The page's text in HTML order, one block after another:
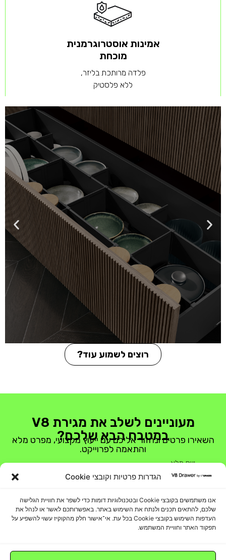
הגדרות פרטיות וקובצי Cookie
אנו משתמשים בקובצי Cookie ובטכנולוגיות דומות כדי לשפר את חוויית הגלישה
שלכם, להתאים תכנים ולנתח את השימוש באתר. באפשרותכם לאשר או לנהל את
העדפות השימוש בקובצי Cookie בכל עת. אי־אישור חלק מהקוקיז עשוי להשפיע על
תפקוד האתר וחוויית המשתמש.
אמינות אוסטרוגרמנית
מוכחת
פלדה מרותכת בליזר,
ללא פלסטיק
רוצים לשמוע עוד?
מעוניינים לשלב את מגירת V8
במטבח הבא שלכם?
השאירו פרטים ונחזור אליכם עם ייעוץ מקצועי, מפרט מלא
והתאמה לפרוייקט.